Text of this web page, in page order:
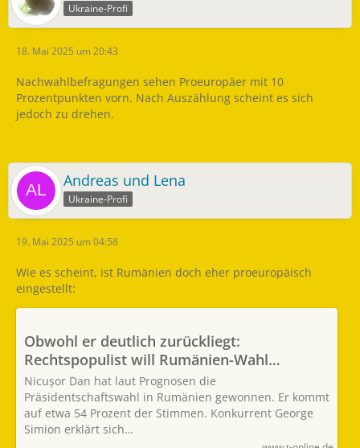
Ukraine-Profi
18. Mai 2025 um 20:43
Nachwahlbefragungen sehen Proeuropäer mit 10
Prozentpunkten vorn. Nach Auszählung scheint es sich
jedoch zu drehen.
Andreas und Lena
Ukraine-Profi
19. Mai 2025 um 04:58
Wie es scheint, ist Rumänien doch eher proeuropäisch
eingestellt:
Obwohl er deutlich zurückliegt:
Rechtspopulist will Rumänien-Wahl
gewonnen haben
Nicușor Dan hat laut Prognosen die
Präsidentschaftswahl in Rumänien gewonnen. Er kommt
auf etwa 54 Prozent der Stimmen. Konkurrent George
Simion erklärt sich…